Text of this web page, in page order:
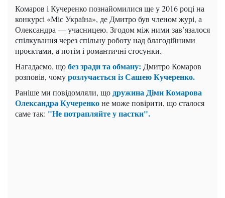
Комаров і Кучеренко познайомилися ще у 2016 році на
конкурсі «Міс Україна», де Дмитро був членом журі, а
Олександра — учасницею. Згодом між ними зав’язалося
спілкування через спільну роботу над благодійними
проєктами, а потім і романтичні стосунки.
Нагадаємо, щобез зради та обману: Дмитро Комаров
розповів, чомурозлучається із Сашею Кучеренко.
Раніше ми повідомляли, щодружина Діми Комарова
Олександра Кучеренконе може повірити, що сталося
саме так: "Не потрапляйте у пастки".